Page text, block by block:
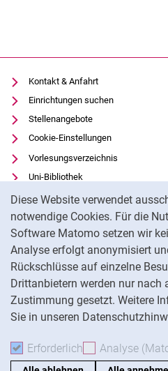
Diese Website verwendet
notwendige Cookies. Für die
Software Matomo setzen wir
Analyse erfolgt anonymisiert
Rückschlüsse auf einzelne
Drittanbietern werden nur nach
Zustimmung gesetzt. Weitere
Sie in unseren
Erforderlich Erforderliche
Analyse
Kontakt & Anfahrt
Einrichtungen suchen
Stellenangebote
Cookie-Einstellungen
Vorlesungsverzeichnis
Uni-Bibliothek
Moodle
Panopto
Datenschutz
Barrierefreiheit
Transparenter KI-Einsatz